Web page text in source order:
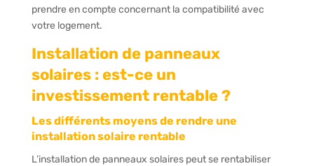
prendre en compte concernant la compatibilité avec
votre logement.
Installation de panneaux
solaires : est-ce un
investissement rentable ?
Les différents moyens de rendre une
installation solaire rentable
L’installation de panneaux solaires peut se rentabiliser